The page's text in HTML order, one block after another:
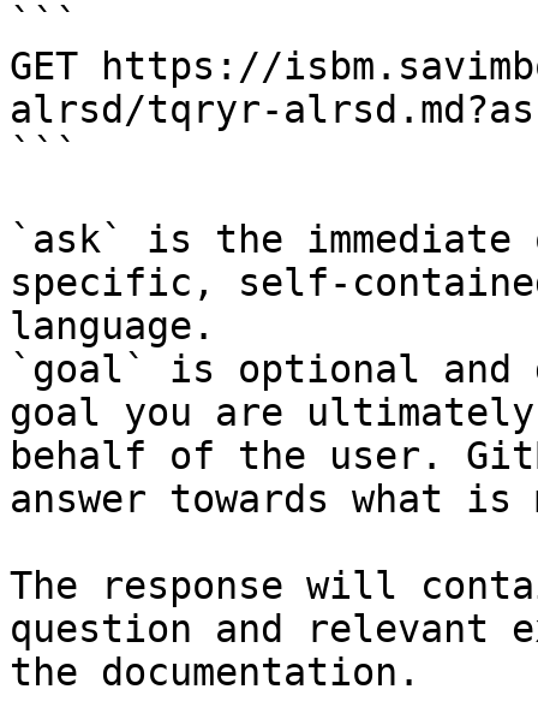
```
GET https://
alrsd/tqryr-
```
`ask` is the
specific, self-
language.
`goal` is optional and
goal you are
behalf of the user.
answer towards what
The response will
question and relevant
the documentation.